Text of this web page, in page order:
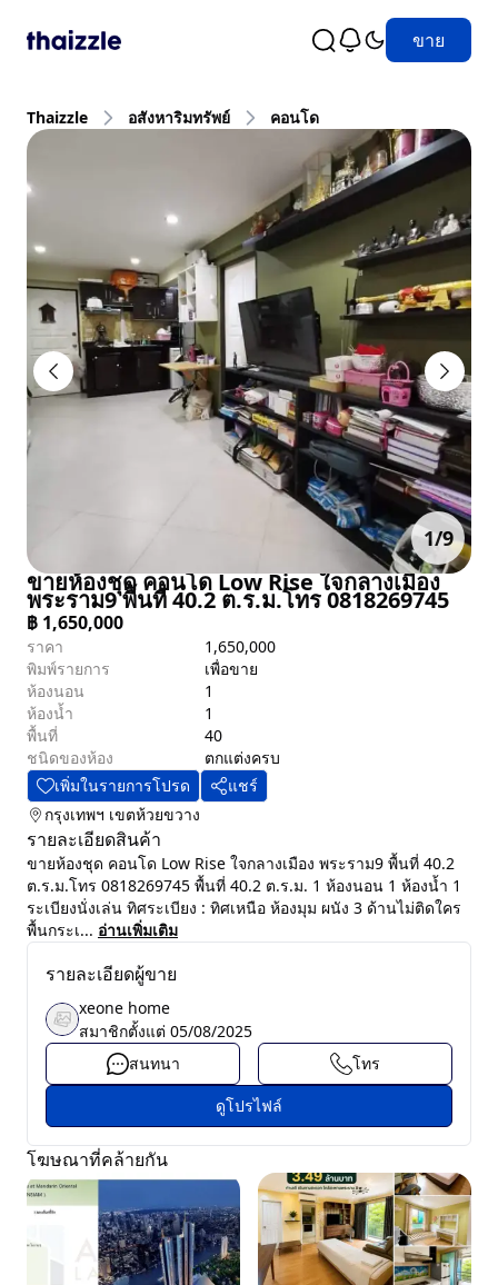
ขาย
Thaizzle อสังหาริมทรัพย์ คอนโด
1/9
ขายห้องชุด คอนโด Low Rise ใจกลางเมือง
พระราม9 พื้นที่ 40.2 ต.ร.ม.โทร 0818269745
฿ 1,650,000
ราคา
1,650,000
พิมพ์รายการ
เพื่อขาย
ห้องนอน
1
ห้องน้ำ
1
พื้นที่
40
ชนิดของห้อง
ตกแต่งครบ
เพิ่มในรายการโปรด
แชร์
กรุงเทพฯ เขตห้วยขวาง
รายละเอียดสินค้า
ขายห้องชุด คอนโด Low Rise ใจกลางเมือง พระราม9 พื้นที่ 40.2
ต.ร.ม.โทร 0818269745 พื้นที่ 40.2 ต.ร.ม. 1 ห้องนอน 1 ห้องน้ำ 1
ระเบียงนั่งเล่น ทิศระเบียง : ทิศเหนือ ห้องมุม ผนัง 3 ด้านไม่ติดใคร
พื้นกระเ... อ่านเพิ่มเติม
รายละเอียดผู้ขาย
xeone home
สมาชิกตั้งแต่ 05/08/2025
สนทนา
โทร
ดูโปรไฟล์
โฆษณาที่คล้ายกัน